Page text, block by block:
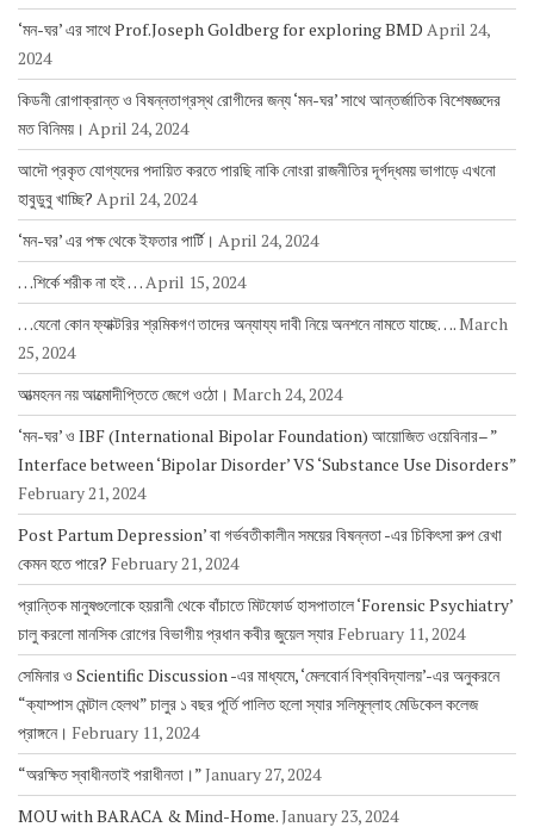
‘মন-ঘর’ এর সাথে Prof.Joseph Goldberg for exploring BMD April 24,
2024
কিডনী রোগাক্রান্ত ও বিষন্নতাগ্রস্থ রোগীদের জন্য ‘মন-ঘর’ সাথে আন্তর্জাতিক বিশেষজ্ঞদের
মত বিনিময়। April 24, 2024
আদৌ প্রকৃত যোগ্যদের পদায়িত করতে পারছি নাকি নোংরা রাজনীতির দূর্গদ্ধময় ভাগাড়ে এখনো
হাবুডুবু খাচ্ছি? April 24, 2024
‘মন-ঘর’ এর পক্ষ থেকে ইফতার পার্টি। April 24, 2024
…শির্কে শরীক না হই …April 15, 2024
…যেনো কোন ফ্যাক্টরির শ্রমিকগণ তাদের অন্যায্য দাবী নিয়ে অনশনে নামতে যাচ্ছে….March
25, 2024
আত্মহনন নয় আত্মোদীপ্তিতে জেগে ওঠো। March 24, 2024
‘মন-ঘর’ ও IBF (International Bipolar Foundation) আয়োজিত ওয়েবিনার– ”
Interface between ‘Bipolar Disorder’ VS ‘Substance Use Disorders”
February 21, 2024
Post Partum Depression’ বা গর্ভবতীকালীন সময়ের বিষন্নতা -এর চিকিৎসা রুপ রেখা
কেমন হতে পারে? February 21, 2024
প্রান্তিক মানুষগুলোকে হয়রানী থেকে বাঁচাতে মিটফোর্ড হাসপাতালে ‘Forensic Psychiatry’
চালু করলো মানসিক রোগের বিভাগীয় প্রধান কবীর জুয়েল স্যার February 11, 2024
সেমিনার ও Scientific Discussion -এর মাধ্যমে, ‘মেলবোর্ন বিশ্ববিদ্যালয়’-এর অনুকরনে
“ক্যাম্পাস মেন্টাল হেলথ” চালুর ১ বছর পূর্তি পালিত হলো স্যার সলিমূল্লাহ মেডিকেল কলেজ
প্রাঙ্গনে। February 11, 2024
“অরক্ষিত স্বাধীনতাই পরাধীনতা।”January 27, 2024
MOU with BARACA & Mind-Home.January 23, 2024